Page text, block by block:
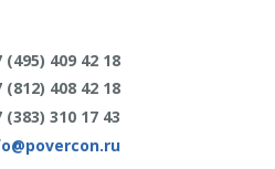
(495) 409 42 18
(812) 408 42 18
(383) 310 17 43